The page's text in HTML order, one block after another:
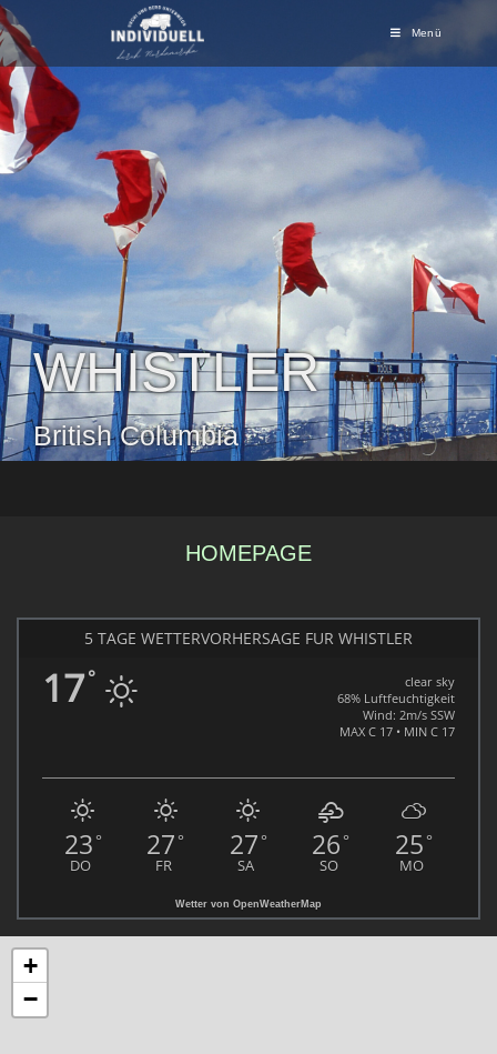
Menü
WHISTLER
British Columbia
HOMEPAGE
5 TAGE WETTERVORHERSAGE FÜR WHISTLER
17°
clear sky
68% Luftfeuchtigkeit
Wind: 2m/s SSW
MAX C 17 • MIN C 17
23 °
DO
27 °
FR
27 °
SA
26 °
SO
25 °
MO
Wetter von OpenWeatherMap
+
−